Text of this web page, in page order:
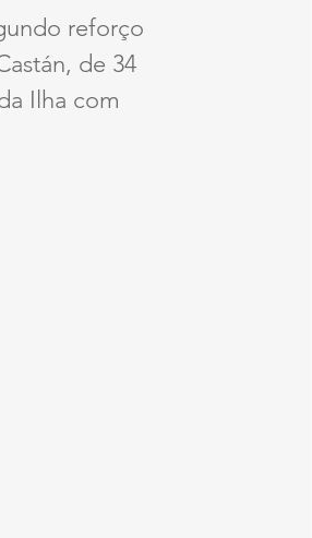
CBF Arbitragem
reforço
de 34
Ilha com